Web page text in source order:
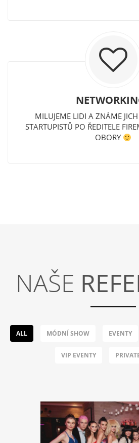
MILUJEME LIDI A ZNÁME
STARTUPISTŮ PO ŘEDITELE
OBORY
NAŠE
ALL MÓDNÍ SHOW EVENTY
VIP EVENTY